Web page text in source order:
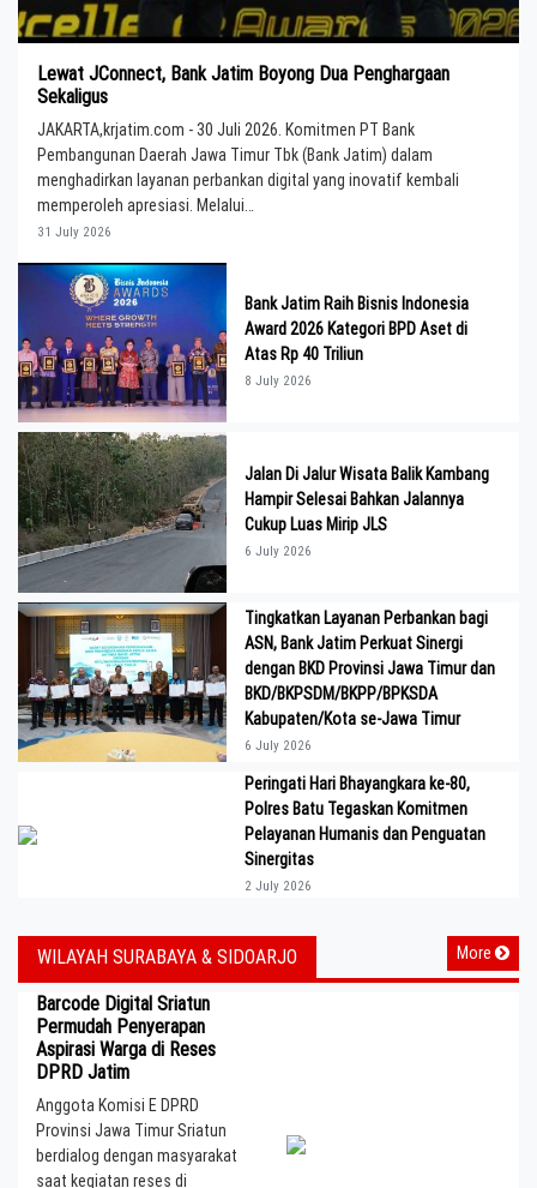
Lewat JConnect, Bank Jatim Boyong Dua Penghargaan
Sekaligus
JAKARTA,krjatim.com - 30 Juli 2026. Komitmen PT Bank
Pembangunan Daerah Jawa Timur Tbk (Bank Jatim) dalam
menghadirkan layanan perbankan digital yang inovatif kembali
memperoleh apresiasi. Melalui…
31 July 2026
Bank Jatim Raih Bisnis Indonesia
Award 2026 Kategori BPD Aset di
Atas Rp 40 Triliun
8 July 2026
Jalan Di Jalur Wisata Balik Kambang
Hampir Selesai Bahkan Jalannya
Cukup Luas Mirip JLS
6 July 2026
Tingkatkan Layanan Perbankan bagi
ASN, Bank Jatim Perkuat Sinergi
dengan BKD Provinsi Jawa Timur dan
BKD/BKPSDM/BKPP/BPKSDA
Kabupaten/Kota se-Jawa Timur
6 July 2026
Peringati Hari Bhayangkara ke-80,
Polres Batu Tegaskan Komitmen
Pelayanan Humanis dan Penguatan
Sinergitas
2 July 2026
WILAYAH SURABAYA & SIDOARJO More
Barcode Digital Sriatun
Permudah Penyerapan
Aspirasi Warga di Reses
DPRD Jatim
Anggota Komisi E DPRD
Provinsi Jawa Timur Sriatun
berdialog dengan masyarakat
saat kegiatan reses di